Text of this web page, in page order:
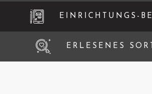
EINRICHTUNGS-
ERLESENES